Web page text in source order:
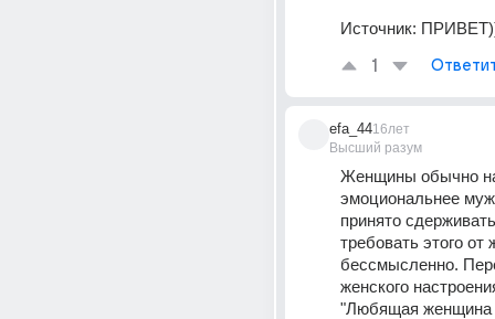
Источник:
1
efa_44
Высший разум
16лет
Женщины обычно
эмоциональнее
принято
требовать этого
бессмысленно.
женского
"Любящая женщина